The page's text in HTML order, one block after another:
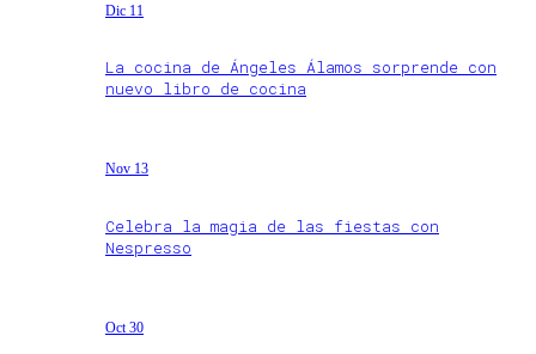
Dic 11
La cocina de Ángeles Álamos sorprende con
nuevo libro de cocina
Nov 13
Celebra la magia de las fiestas con
Nespresso
Oct 30